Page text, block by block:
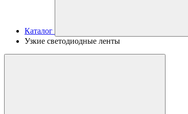
Каталог
Узкие светодиодные ленты